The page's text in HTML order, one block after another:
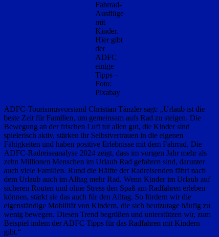
Fahrrad-
Ausflüge
mit
Kinder.
Hier gibt
der
ADFC
einige
Tipps –
Foto:
Pixabay
ADFC-Tourismusvorstand Christian Tänzler sagt: „Urlaub ist die
beste Zeit für Familien, um gemeinsam aufs Rad zu steigen. Die
Bewegung an der frischen Luft tut allen gut, die Kinder sind
spielerisch aktiv, stärken ihr Selbstvertrauen in die eigenen
Fähigkeiten und haben positive Erlebnisse mit dem Fahrrad. Die
ADFC-Radreiseanalyse 2024 zeigt, dass im vorigen Jahr mehr als
zehn Millionen Menschen im Urlaub Rad gefahren sind, darunter
auch viele Familien. Rund die Hälfte der Radreisenden fährt nach
dem Urlaub auch im Alltag mehr Rad. Wenn Kinder im Urlaub auf
sicheren Routen und ohne Stress den Spaß am Radfahren erleben
können, stärkt sie das auch für den Alltag. So fördern wir die
eigenständige Mobilität von Kindern, die sich heutzutage häufig zu
wenig bewegen. Diesen Trend begrüßen und unterstützen wir, zum
Beispiel indem der ADFC Tipps für das Radfahren mit Kindern
gibt.“